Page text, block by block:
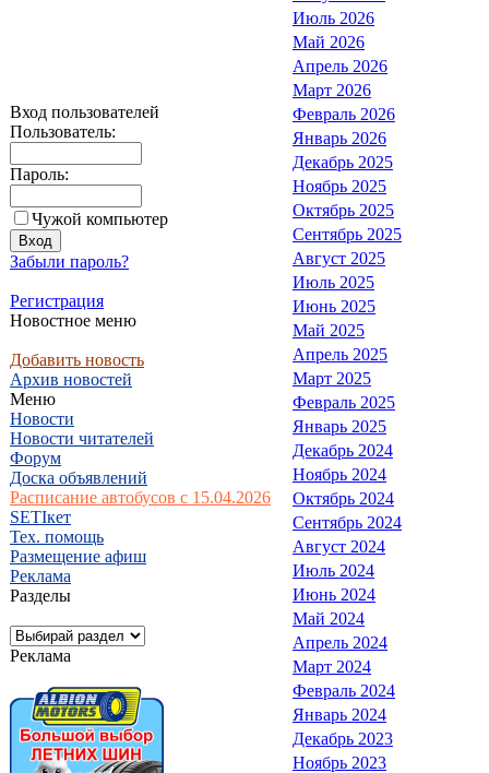
Вход пользователей
Пользователь:
Пароль:
Чужой компьютер
Забыли пароль?
Регистрация
Новостное меню
Добавить новость
Архив новостей
Меню
Новости
Новости читателей
Форум
Доска объявлений
Расписание автобусов с 15.04.2026
SETIкет
Тех. помощь
Размещение афиш
Реклама
Разделы
Реклама
Июль 2026
Май 2026
Апрель 2026
Март 2026
Февраль 2026
Январь 2026
Декабрь 2025
Ноябрь 2025
Октябрь 2025
Сентябрь 2025
Август 2025
Июль 2025
Июнь 2025
Май 2025
Апрель 2025
Март 2025
Февраль 2025
Январь 2025
Декабрь 2024
Ноябрь 2024
Октябрь 2024
Сентябрь 2024
Август 2024
Июль 2024
Июнь 2024
Май 2024
Апрель 2024
Март 2024
Февраль 2024
Январь 2024
Декабрь 2023
Ноябрь 2023